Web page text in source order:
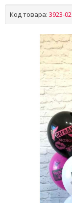
Код товара: 3923-02